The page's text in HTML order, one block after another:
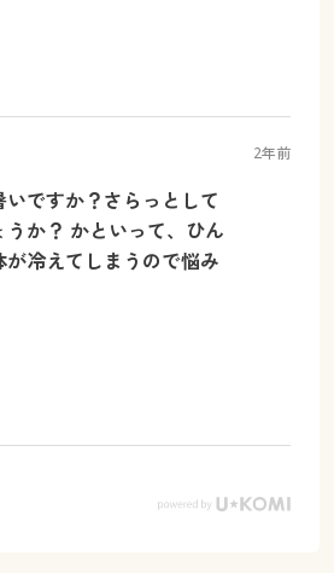
2年前
いですか？さらっとして
うか？ かといって、ひん
冷えてしまうので悩み